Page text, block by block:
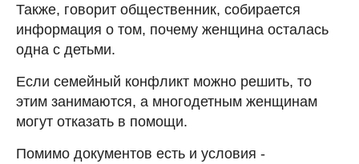
Также, говорит общественник, собирается
информация о том, почему женщина осталась
одна с детьми.
Если семейный конфликт можно решить, то
этим занимаются, а многодетным женщинам
могут отказать в помощи.
Помимо документов есть и условия -